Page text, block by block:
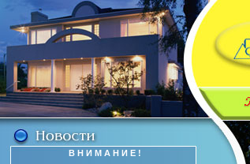
В Н И М А Н И Е !